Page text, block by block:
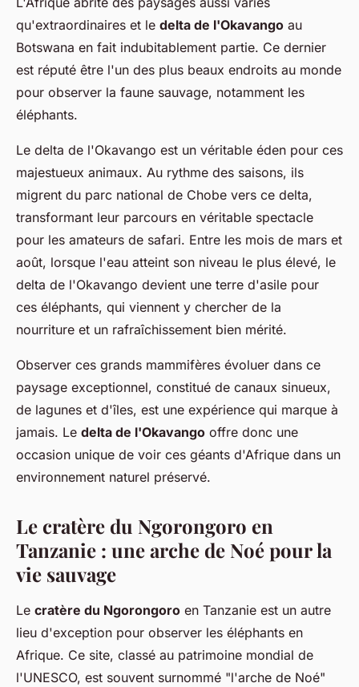
qu'extraordinaires et le delta de l'Okavango au
Botswana en fait indubitablement partie. Ce dernier
est réputé être l'un des plus beaux endroits au monde
pour observer la faune sauvage, notamment les
éléphants.
Le delta de l'Okavango est un véritable éden pour ces
majestueux animaux. Au rythme des saisons, ils
migrent du parc national de Chobe vers ce delta,
transformant leur parcours en véritable spectacle
pour les amateurs de safari. Entre les mois de mars et
août, lorsque l'eau atteint son niveau le plus élevé, le
delta de l'Okavango devient une terre d'asile pour
ces éléphants, qui viennent y chercher de la
nourriture et un rafraîchissement bien mérité.
Observer ces grands mammifères évoluer dans ce
paysage exceptionnel, constitué de canaux sinueux,
de lagunes et d'îles, est une expérience qui marque à
jamais. Le delta de l'Okavango offre donc une
occasion unique de voir ces géants d'Afrique dans un
environnement naturel préservé.
Le cratère du Ngorongoro en
Tanzanie : une arche de Noé pour la
vie sauvage
Le cratère du Ngorongoro en Tanzanie est un autre
lieu d'exception pour observer les éléphants en
Afrique. Ce site, classé au patrimoine mondial de
l'UNESCO, est souvent surnommé "l'arche de Noé"